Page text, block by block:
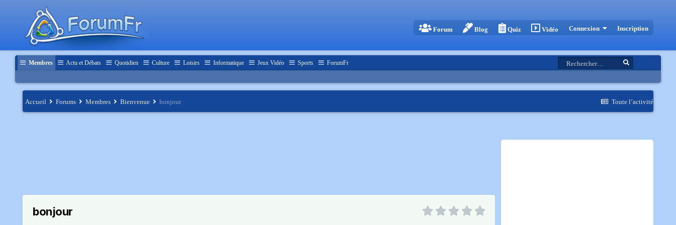
Forum Blog Quiz Vidéo Connexion Inscription
Membres Actu et Débats Quotidien Culture Loisirs Informatique Jeux Vidéo Sports ForumFr
Toute l’activité
Accueil Forums Membres Bienvenue bonjour
bonjour